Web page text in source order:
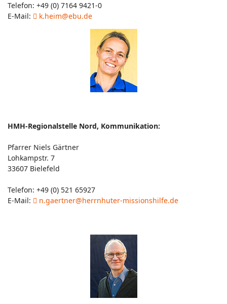
Telefon: +49 (0) 7164 9421-0
E-Mail:
k.heim@ebu.de
HMH-Regionalstelle Nord, Kommunikation:
Pfarrer Niels Gärtner
Lohkampstr. 7
33607 Bielefeld
Telefon: +49 (0) 521 65927
E-Mail:
n.gaertner@herrnhuter-missionshilfe.de